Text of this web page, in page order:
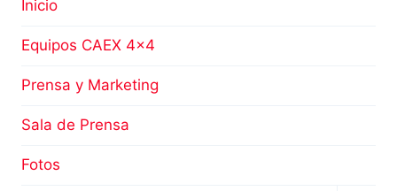
Inicio
Equipos CAEX 4×4
Prensa y Marketing
Sala de Prensa
Fotos